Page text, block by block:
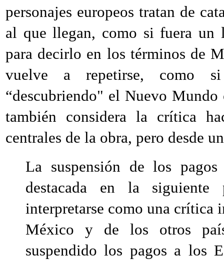
personajes europeos tratan de
al que llegan, como si fuera un
para decirlo en los términos de
vuelve a repetirse, como
“descubriendo" el Nuevo
también considera la crítica
centrales de la obra, pero desde
La suspensión de los
destacada en la siguiente
interpretarse como una crítica
México y de los otros
suspendido los pagos a los